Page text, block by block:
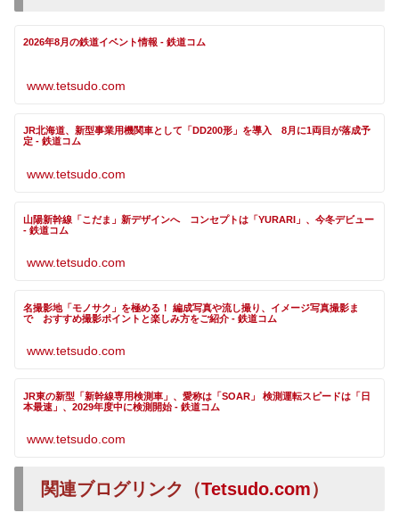
2026年8月の鉄道イベント情報 - 鉄道コム
www.tetsudo.com
JR北海道、新型事業用機関車として「DD200形」を導入 8月に1両目が落成予
定 - 鉄道コム
www.tetsudo.com
山陽新幹線「こだま」新デザインへ コンセプトは「YURARI」、今冬デビュー
- 鉄道コム
www.tetsudo.com
名撮影地「モノサク」を極める！ 編成写真や流し撮り、イメージ写真撮影ま
で おすすめ撮影ポイントと楽しみ方をご紹介 - 鉄道コム
www.tetsudo.com
JR東の新型「新幹線専用検測車」、愛称は「SOAR」 検測運転スピードは「日
本最速」、2029年度中に検測開始 - 鉄道コム
www.tetsudo.com
関連ブログリンク（Tetsudo.com）